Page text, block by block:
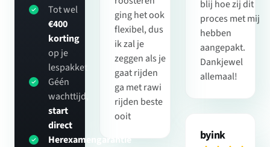
blij hoe zij dit
proces met mij
hebben
aangepakt.
Dankjewel
allemaal!
ging het ook
flexibel, dus
ik zal je
zeggen als je
gaat rijden
ga met rawi
rijden beste
ooit
Tot wel
€400
korting
op je
lespakket
Géén
wachttijd,
start
direct
Herexamengarantie
byink